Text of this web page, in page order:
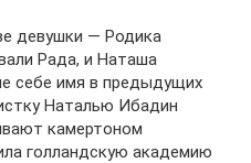
девушки — Родика
Рада, и Наташа
себе имя в предыдущих
Наталью Ибадин
камертоном
голландскую академию